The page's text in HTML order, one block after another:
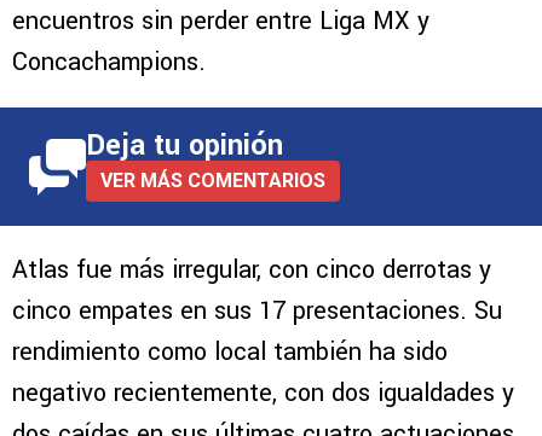
encuentros sin perder entre Liga MX y
Concachampions.
Deja tu opinión
VER MÁS COMENTARIOS
Atlas fue más irregular, con cinco derrotas y
cinco empates en sus 17 presentaciones. Su
rendimiento como local también ha sido
negativo recientemente, con dos igualdades y